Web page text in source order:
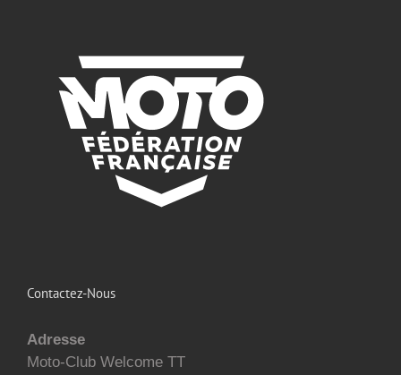
Contactez-Nous
Adresse
Moto-Club Welcome TT